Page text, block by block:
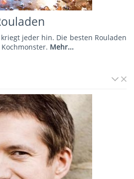
jeder hin. Die besten Rouladen
Mehr...